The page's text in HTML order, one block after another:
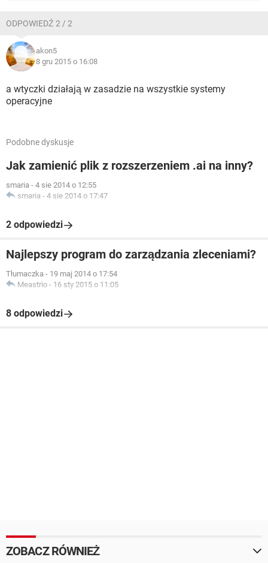
ODPOWIEDŹ 2 / 2
akon5
8 gru 2015 o 16:08
a wtyczki działają w zasadzie na wszystkie systemy
operacyjne
Podobne dyskusje
Jak zamienić plik z rozszerzeniem .ai na inny?
smaria - 4 sie 2014 o 12:55
smaria - 4 sie 2014 o 17:47
2 odpowiedzi
Najlepszy program do zarządzania zleceniami?
Tłumaczka - 19 maj 2014 o 17:54
Meastrio - 16 sty 2015 o 11:05
8 odpowiedzi
ZOBACZ RÓWNIEŻ